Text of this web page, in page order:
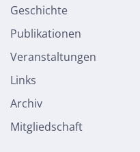
Geschichte
Publikationen
Veranstaltungen
Links
Archiv
Mitgliedschaft